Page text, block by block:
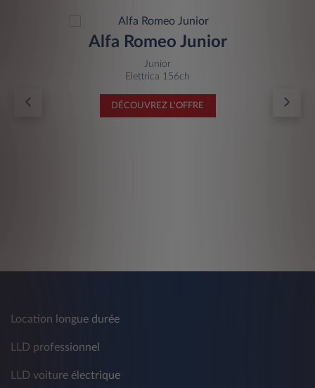
Alfa Romeo Junior
Junior
Elettrica 156ch
DÉCOUVREZ L'OFFRE
Location longue durée
LLD professionnel
LLD voiture électrique